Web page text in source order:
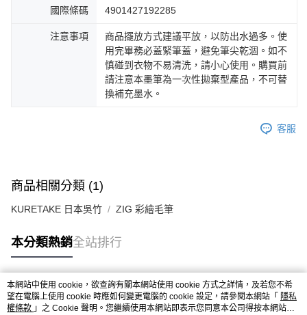
國際條碼 4901427192285
注意事項
商品擺放方式建議平放，以防出水過多。使
用完畢務必蓋緊筆蓋，避免筆尖乾涸。如不
慎碰到衣物不易清洗，請小心使用。購買前
請注意本墨筆為一次性拋棄型產品，不可替
換補充墨水。
客服
商品相關分類 (1)
KURETAKE 日本吳竹 ZIG 彩繪毛筆
本分類熱銷全站排行
熱門標籤
本網站中使用 cookie，欲查詢有關本網站使用 cookie 方式之詳情，及若您不希
望在電腦上使用 cookie 時應如何變更電腦的 cookie 設定，請參閱本網站「 隱私
權條款 」之 Cookie 聲明。您繼續使用本網站即表示您同意本公司得按本網站使